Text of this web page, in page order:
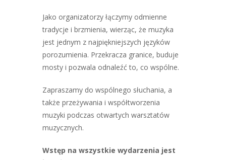
Jako organizatorzy łączymy odmienne
tradycje i brzmienia, wierząc, że muzyka
jest jednym z najpiękniejszych języków
porozumienia. Przekracza granice, buduje
mosty i pozwala odnaleźć to, co wspólne.
Zapraszamy do wspólnego słuchania, a
także przeżywania i współtworzenia
muzyki podczas otwartych warsztatów
muzycznych.
Wstęp na wszystkie wydarzenia jest